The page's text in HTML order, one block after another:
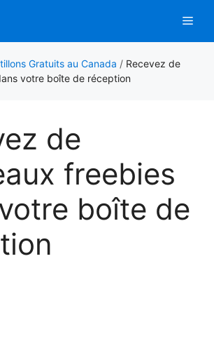
Gratuits au Canada / Recevez de
votre boîte de réception
de
freebies
boîte de